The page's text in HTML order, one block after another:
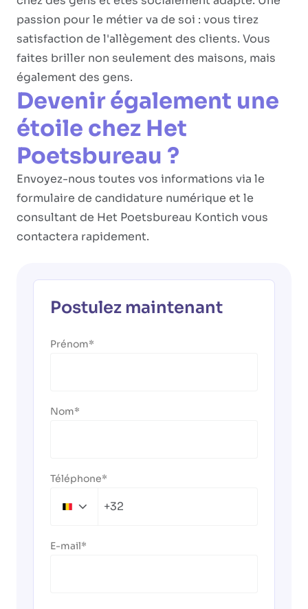
passion pour le métier va de soi : vous tirez
satisfaction de l'allègement des clients. Vous
faites briller non seulement des maisons, mais
également des gens.
Devenir également une
étoile chez Het
Poetsbureau ?
Envoyez-nous toutes vos informations via le
formulaire de candidature numérique et le
consultant de Het Poetsbureau Kontich vous
contactera rapidement.
Postulez maintenant
Prénom
Nom
Téléphone
Belgium+32
E-mail